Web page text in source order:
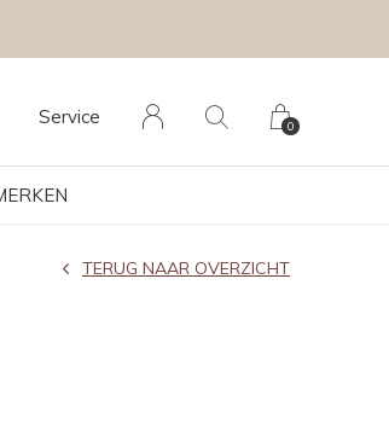
Service 0
TERUG NAAR OVERZICHT